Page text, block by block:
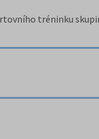
tréninku